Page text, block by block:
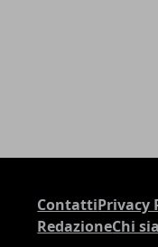
ContattiPrivacy
RedazioneChi